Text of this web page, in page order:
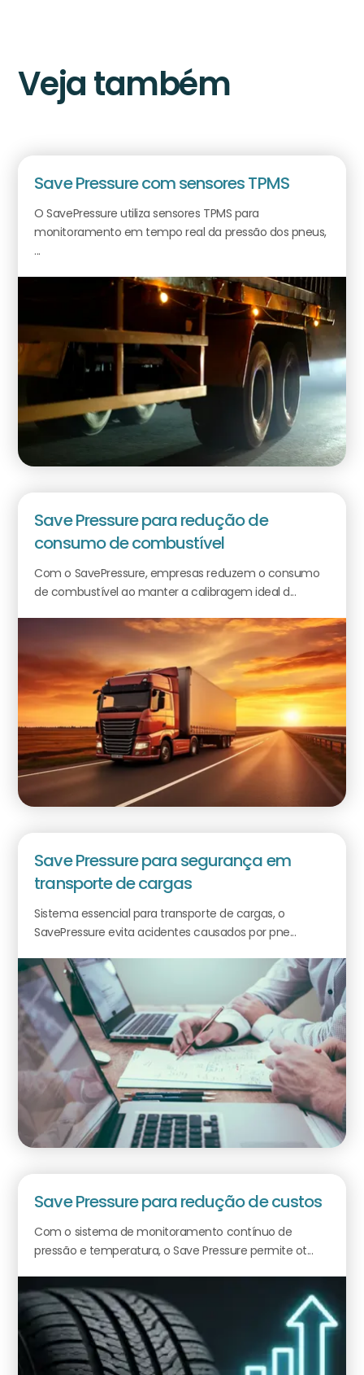
Veja também
Save Pressure com sensores TPMS
O SavePressure utiliza sensores TPMS para
monitoramento em tempo real da pressão dos pneus,
...
Save Pressure para redução de
consumo de combustível
Com o SavePressure, empresas reduzem o consumo
de combustível ao manter a calibragem ideal d...
Save Pressure para segurança em
transporte de cargas
Sistema essencial para transporte de cargas, o
SavePressure evita acidentes causados por pne...
Save Pressure para redução de custos
Com o sistema de monitoramento contínuo de
pressão e temperatura, o Save Pressure permite ot...